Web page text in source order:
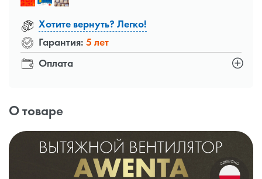
Оплата
Хотите вернуть? Легко!
Гарантия: 5 лет
О товаре